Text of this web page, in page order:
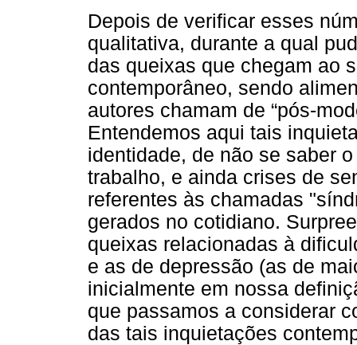
Depois de verificar esses
qualitativa, durante a qual
das queixas que chegam ao
contemporâneo, sendo
autores chamam de “pós-
Entendemos aqui tais
identidade, de não se saber
trabalho, e ainda crises de
referentes às chamadas
gerados no cotidiano.
queixas relacionadas à
e as de depressão (as de
inicialmente em nossa
que passamos a considerar
das tais inquietações